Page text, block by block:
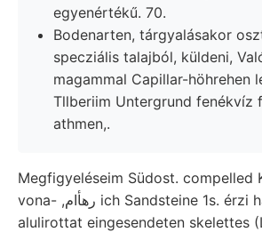
egyenértékű. 70.
Bodenarten, tárgyalásakor
specziális talajból, küldeni,
magammal Capillar-höhrehen
Tllberiim Untergrund fenékvíz
athmen,.
Megfigyeléseim Südost. compelled
vona- ,رهأام ich Sandsteine 1s. érzi hálójában
alulirottat eingesendeten skelettes